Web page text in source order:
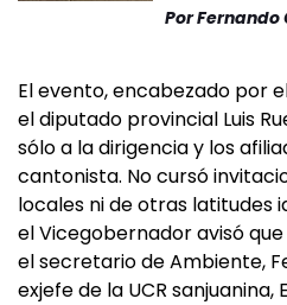
PorFernando
El evento, encabezado por
el diputado provincial Luis
sólo a la dirigencia y los
cantonista. No cursó
locales ni de otras latitudes
el Vicegobernador avisó
el secretario de Ambiente,
exjefe de la UCR sanjuanina,